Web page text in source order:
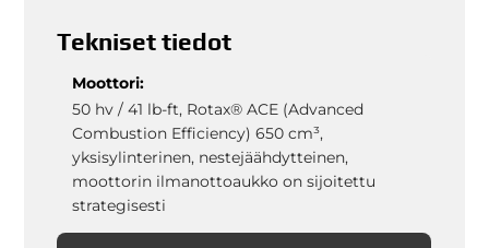
Tekniset tiedot
Moottori:
50 hv / 41 lb-ft, Rotax® ACE (Advanced
Combustion Efficiency) 650 cm³,
yksisylinterinen, nestejäähdytteinen,
moottorin ilmanottoaukko on sijoitettu
strategisesti